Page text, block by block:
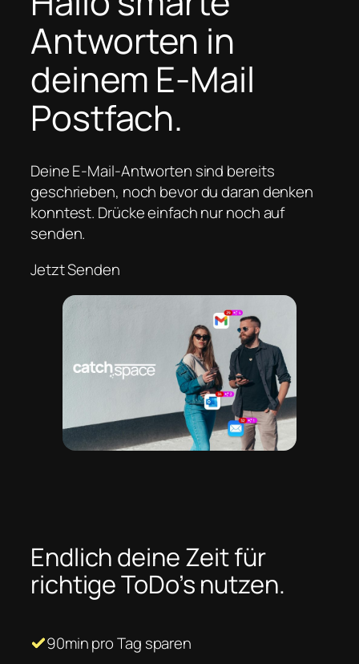
Antworten in
deinem E-Mail
Postfach.
Deine E-Mail-Antworten sind bereits
geschrieben, noch bevor du daran denken
konntest. Drücke einfach nur noch auf
senden.
Jetzt Senden
Endlich deine Zeit für
richtige ToDo’s nutzen.
90min pro Tag sparen